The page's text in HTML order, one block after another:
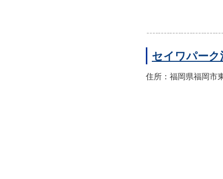
セイワパー
住所：福岡県福岡市